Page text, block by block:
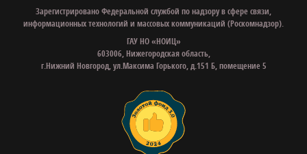
Зарегистрировано Федеральной службой по надзору в сфере связи,
информационных технологий и массовых коммуникаций (Роскомнадзор).
ГАУ НО «НОИЦ»
603006, Нижегородская область,
г.Нижний Новгород, ул.Максима Горького, д.151 Б, помещение 5